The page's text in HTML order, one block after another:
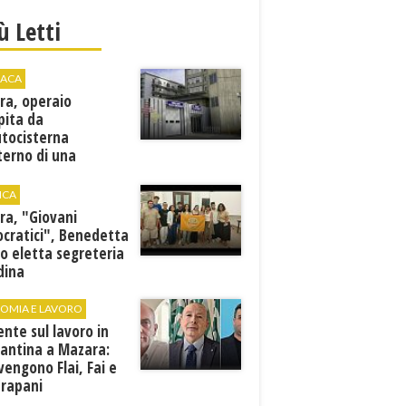
Letti
operaio
da
di una
al "Villa Sofia"
"Giovani
Benedetta
eletta segreteria
E LAVORO
sul lavoro in
a Mazara:
Flai, Fai e